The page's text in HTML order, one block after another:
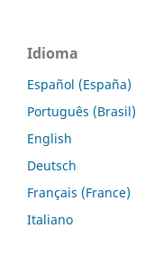
Idioma
Español (España)
Português (Brasil)
English
Deutsch
Français (France)
Italiano